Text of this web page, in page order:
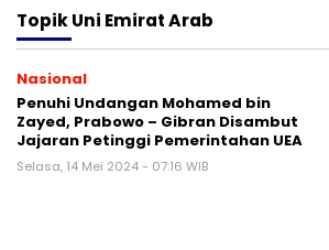
TopikUni Emirat Arab
Nasional
Penuhi Undangan Mohamed bin
Zayed, Prabowo – Gibran Disambut
Jajaran Petinggi Pemerintahan UEA
Selasa, 14 Mei 2024 - 07:16 WIB